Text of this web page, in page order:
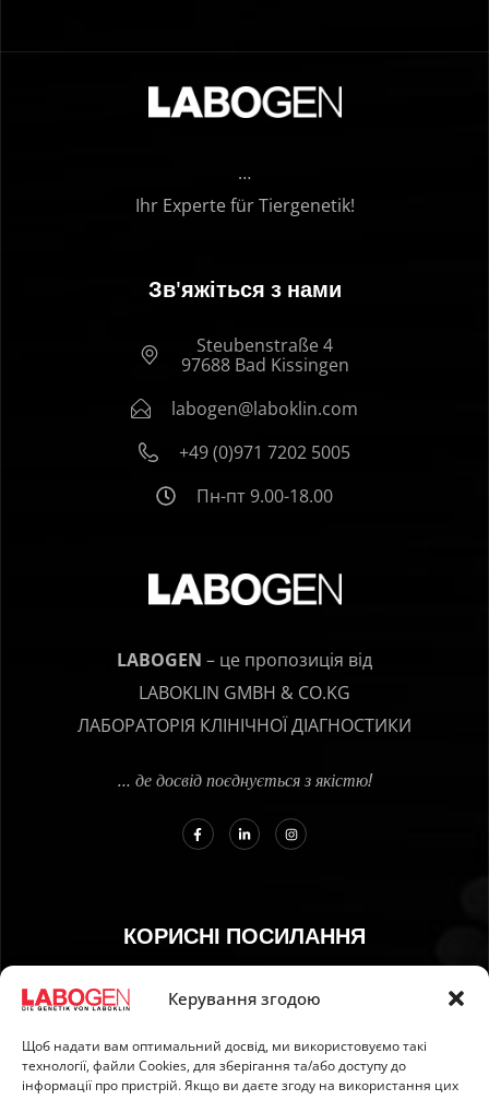
Керування згодою
Щоб надати вам оптимальний досвід, ми використовуємо такі
технології, файли Сookies, для зберігання та/або доступу до
інформації про пристрій. Якщо ви даєте згоду на використання цих
…
Ihr Experte für Tiergenetik!
Зв'яжіться з нами
Steubenstraße 4
97688 Bad Kissingen
labogen@laboklin.com
+49 (0)971 7202 5005
Пн-пт 9.00-18.00
LABOGEN – це пропозиція від
LABOKLIN GMBH & CO.KG
ЛАБОРАТОРІЯ КЛІНІЧНОЇ ДІАГНОСТИКИ
… де досвід поєднується з якістю!
КОРИСНІ ПОСИЛАННЯ
01. Інструкція з відбору зразків
03. Відбиток
04. Захист інформації